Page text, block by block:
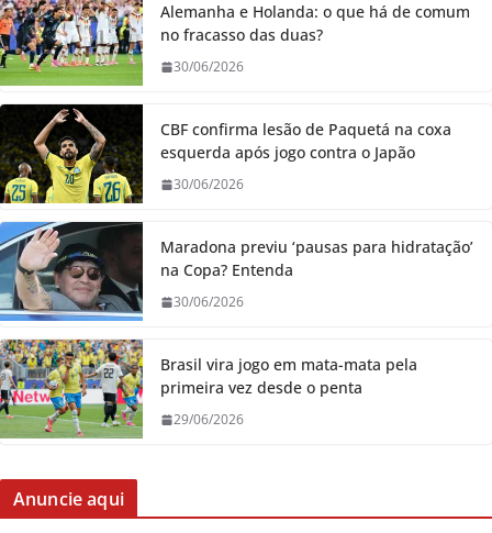
Alemanha e Holanda: o que há de comum
no fracasso das duas?
30/06/2026
CBF confirma lesão de Paquetá na coxa
esquerda após jogo contra o Japão
30/06/2026
Maradona previu ‘pausas para hidratação’
na Copa? Entenda
30/06/2026
Brasil vira jogo em mata-mata pela
primeira vez desde o penta
29/06/2026
Anuncie aqui